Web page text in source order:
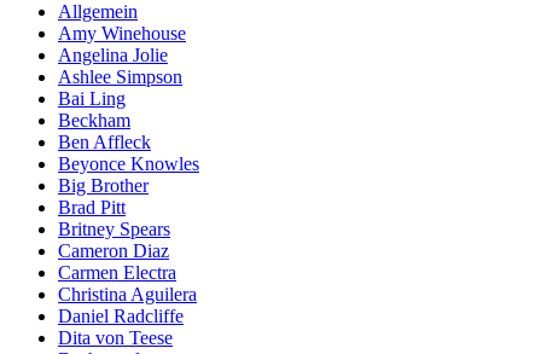
Allgemein
Amy Winehouse
Angelina Jolie
Ashlee Simpson
Bai Ling
Beckham
Ben Affleck
Beyonce Knowles
Big Brother
Brad Pitt
Britney Spears
Cameron Diaz
Carmen Electra
Christina Aguilera
Daniel Radcliffe
Dita von Teese